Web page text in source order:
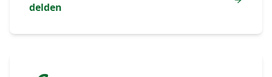
delden